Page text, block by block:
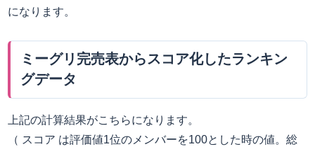
になります。
ミーグリ完売表からスコア化したランキン
グデータ
上記の計算結果がこちらになります。
（ スコア は評価値1位のメンバーを100とした時の値。総